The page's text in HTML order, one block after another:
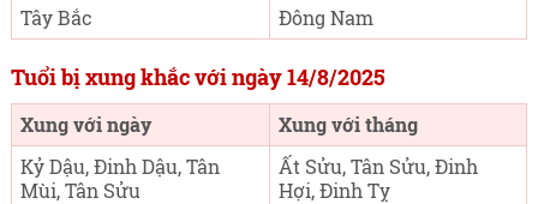
Tây Bắc
Đông Nam
Tuổi bị xung khắc với ngày 14/8/2025
Xung với ngày
Xung với tháng
Kỷ Dậu, Đinh Dậu, Tân
Mùi, Tân Sửu
Ất Sửu, Tân Sửu, Đinh
Hợi, Đinh Tỵ